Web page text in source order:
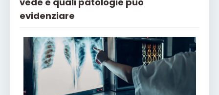
evidenziare